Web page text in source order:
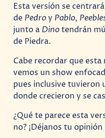
Esta versión se
de Pedroy Pablo,
junto a Dinotendrán
de Piedra.
Cabe recordar que
vemos un show
pues inclusive tuvieron
donde crecieron y se
¿Qué te parece esta
no? ¡Déjanos tu